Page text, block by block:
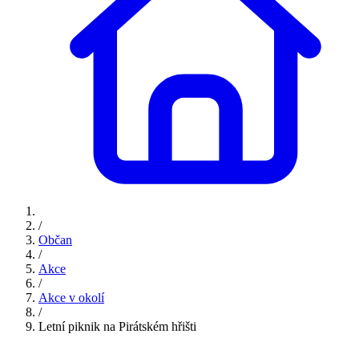
/
Občan
/
Akce
/
Akce v okolí
/
Letní piknik na Pirátském hřišti